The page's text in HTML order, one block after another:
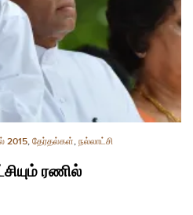
2015, தேர்தல்கள், நல்லாட்சி
ரணில்